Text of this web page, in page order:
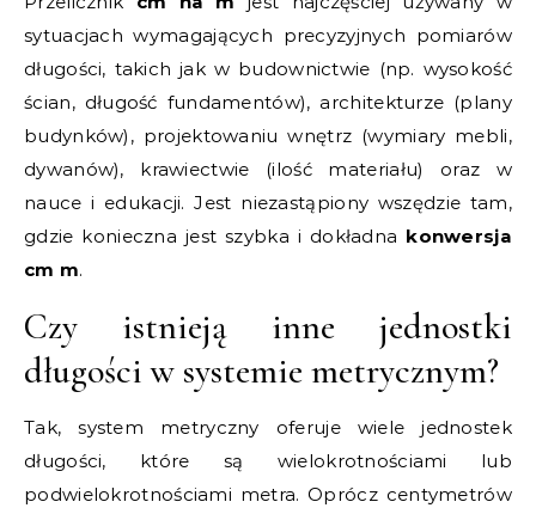
sytuacjach wymagających precyzyjnych pomiarów
długości, takich jak w budownictwie (np. wysokość
ścian, długość fundamentów), architekturze (plany
budynków), projektowaniu wnętrz (wymiary mebli,
dywanów), krawiectwie (ilość materiału) oraz w
nauce i edukacji. Jest niezastąpiony wszędzie tam,
gdzie konieczna jest szybka i dokładna konwersja
cm m.
Czy istnieją inne jednostki
długości w systemie metrycznym?
Tak, system metryczny oferuje wiele jednostek
długości, które są wielokrotnościami lub
podwielokrotnościami metra. Oprócz centymetrów